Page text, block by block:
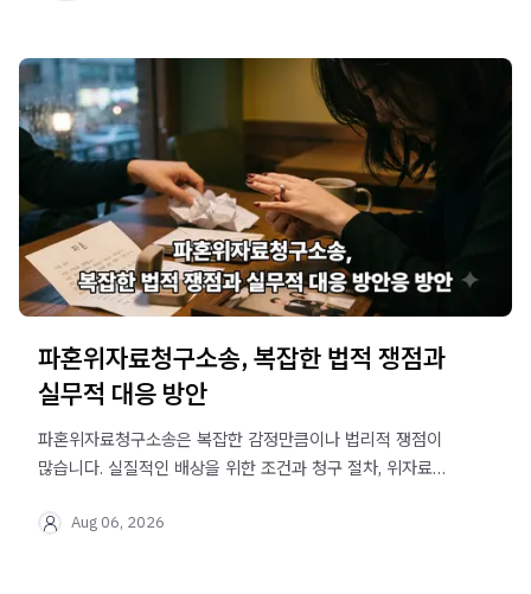
파혼위자료청구소송, 복잡한 법적 쟁점과
실무적 대응 방안
파혼위자료청구소송은 복잡한 감정만큼이나 법리적 쟁점이
많습니다. 실질적인 배상을 위한 조건과 청구 절차, 위자료
Aug 06, 2026